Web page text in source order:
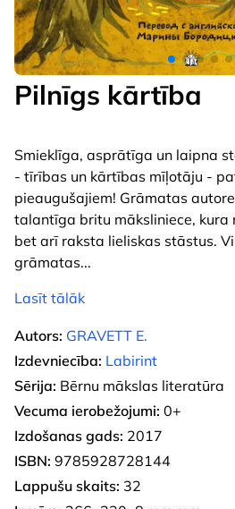
Pilnīgs kārtība
Smieklīga, asprātīga un laipna
- tīrības un kārtības mīļotāju -
pieaugušajiem! Grāmatas
talantīga britu māksliniece, kura
bet arī raksta lieliskas stāstus.
grāmatas...
Lasīt tālāk
Autors: GRAVETT E.
Izdevniecība: Labirint
Sērija: Bērnu mākslas literatūra
Vecuma ierobežojumi: 0+
Izdošanas gads: 2017
ISBN: 9785928728144
Lappušu skaits: 32